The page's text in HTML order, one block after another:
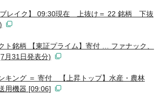
ブレイク】 09:30現在 上抜け＝ 22 銘柄 下抜
ト銘柄 【東証プライム】寄付 … ファナック、
月31日発表分)
キング ＝ 寄付 【上昇トップ】水産・農林
用機器 [09:06]